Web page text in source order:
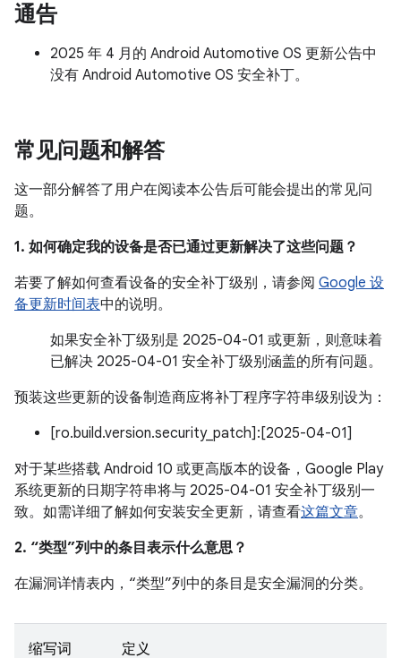
通告
2025 年 4 月的 Android Automotive OS 更新公告中
没有 Android Automotive OS 安全补丁。
常见问题和解答
这一部分解答了用户在阅读本公告后可能会提出的常见问
题。
1. 如何确定我的设备是否已通过更新解决了这些问题？
若要了解如何查看设备的安全补丁级别，请参阅 Google 设
备更新时间表中的说明。
如果安全补丁级别是 2025-04-01 或更新，则意味着
已解决 2025-04-01 安全补丁级别涵盖的所有问题。
预装这些更新的设备制造商应将补丁程序字符串级别设为：
[ro.build.version.security_patch]:[2025-04-01]
对于某些搭载 Android 10 或更高版本的设备，Google Play
系统更新的日期字符串将与 2025-04-01 安全补丁级别一
致。如需详细了解如何安装安全更新，请查看这篇文章。
2. “类型”列中的条目表示什么意思？
在漏洞详情表内，“类型”列中的条目是安全漏洞的分类。
缩写词 定义